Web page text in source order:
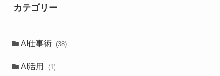
カテゴリー
AI仕事術 (38)
AI活用 (1)